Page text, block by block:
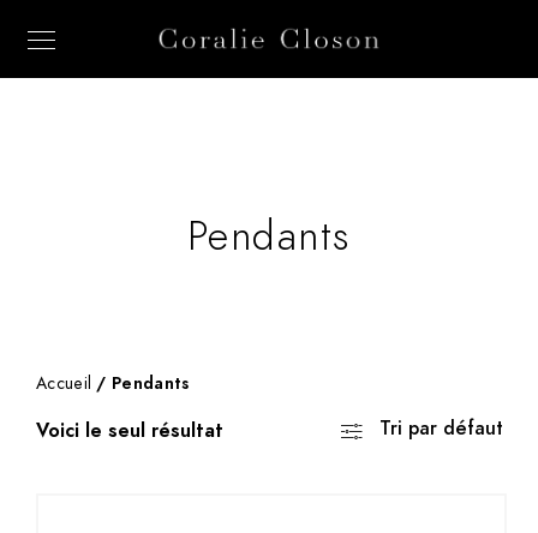
Pendants
Accueil / Pendants
Voici le seul résultat Tri par défaut